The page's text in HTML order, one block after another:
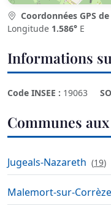
Coordonnées GPS de
Longitude 1.586° E
Informations
Code INSEE : 19063
Communes
Jugeals-Nazareth (19)
Malemort-sur-Corrèze